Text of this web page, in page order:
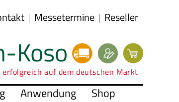
Messetermine Reseller
Koso
auf dem deutschen Markt
Anwendung Shop